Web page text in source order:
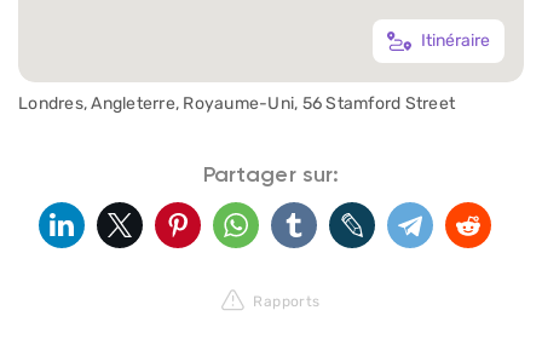
Itinéraire
Londres, Angleterre, Royaume-Uni, 56 Stamford Street
Partager sur:
Rapports